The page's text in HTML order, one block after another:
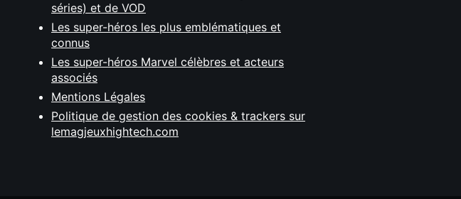
séries) et de VOD
Les super-héros les plus emblématiques et
connus
Les super-héros Marvel célèbres et acteurs
associés
Mentions Légales
Politique de gestion des cookies & trackers sur
lemagjeuxhightech.com